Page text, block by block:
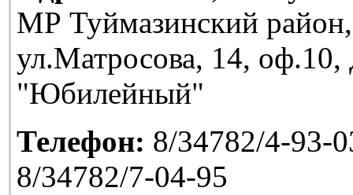
МР Туймазинский
ул.Матросова, 14,
"Юбилейный"
Телефон: 8/34782/4-93-
8/34782/7-04-95